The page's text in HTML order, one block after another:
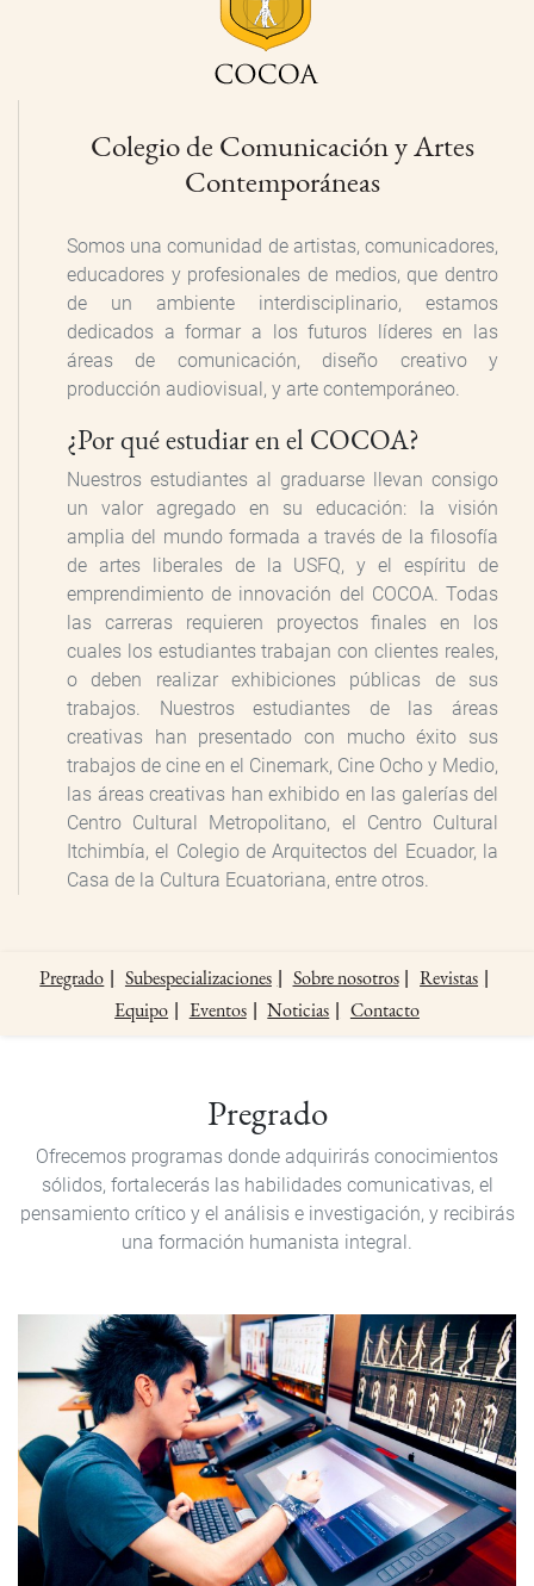
Colegio de Comunicación y Artes
Contemporáneas
Somos una comunidad de artistas, comunicadores,
educadores y profesionales de medios, que dentro
de un ambiente interdisciplinario, estamos
dedicados a formar a los futuros líderes en las
áreas de comunicación, diseño creativo y
producción audiovisual, y arte contemporáneo.
¿Por qué estudiar en el COCOA?
Nuestros estudiantes al graduarse llevan consigo
un valor agregado en su educación: la visión
amplia del mundo formada a través de la filosofía
de artes liberales de la USFQ, y el espíritu de
emprendimiento de innovación del COCOA. Todas
las carreras requieren proyectos finales en los
cuales los estudiantes trabajan con clientes reales,
o deben realizar exhibiciones públicas de sus
trabajos. Nuestros estudiantes de las áreas
creativas han presentado con mucho éxito sus
trabajos de cine en el Cinemark, Cine Ocho y Medio,
las áreas creativas han exhibido en las galerías del
Centro Cultural Metropolitano, el Centro Cultural
Itchimbía, el Colegio de Arquitectos del Ecuador, la
Casa de la Cultura Ecuatoriana, entre otros.
Pregrado Subespecializaciones Sobre nosotros
Revistas
Equipo
Eventos Noticias Contacto
Pregrado
Ofrecemos programas donde adquirirás conocimientos
sólidos, fortalecerás las habilidades comunicativas, el
pensamiento crítico y el análisis e investigación, y recibirás
una formación humanista integral.